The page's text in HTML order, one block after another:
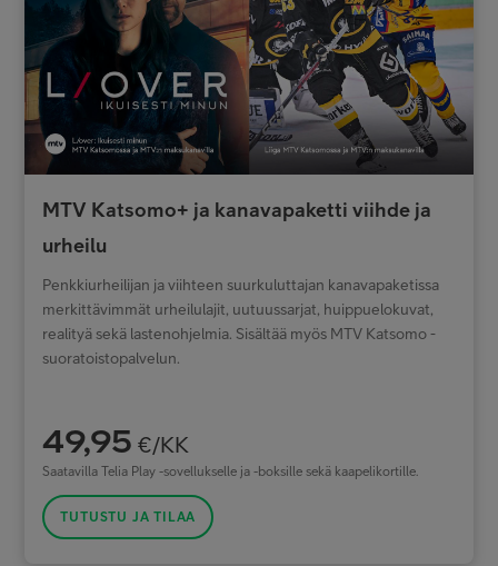
MTV Katsomo+ ja kanavapaketti viihde ja
urheilu
Penkkiurheilijan ja viihteen suurkuluttajan kanavapaketissa
merkittävimmät urheilulajit, uutuussarjat, huippuelokuvat,
realityä sekä lastenohjelmia. Sisältää myös MTV Katsomo -
suoratoistopalvelun.
49,95 €/KK
Saatavilla Telia Play -sovellukselle ja -boksille sekä kaapelikortille.
TUTUSTU JA TILAA